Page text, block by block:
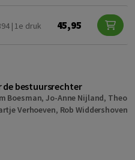
| 1e druk
45,95
bestuursrechter
Boesman,Jo-Anne Nijland, Theo
Verhoeven, Rob Widdershoven